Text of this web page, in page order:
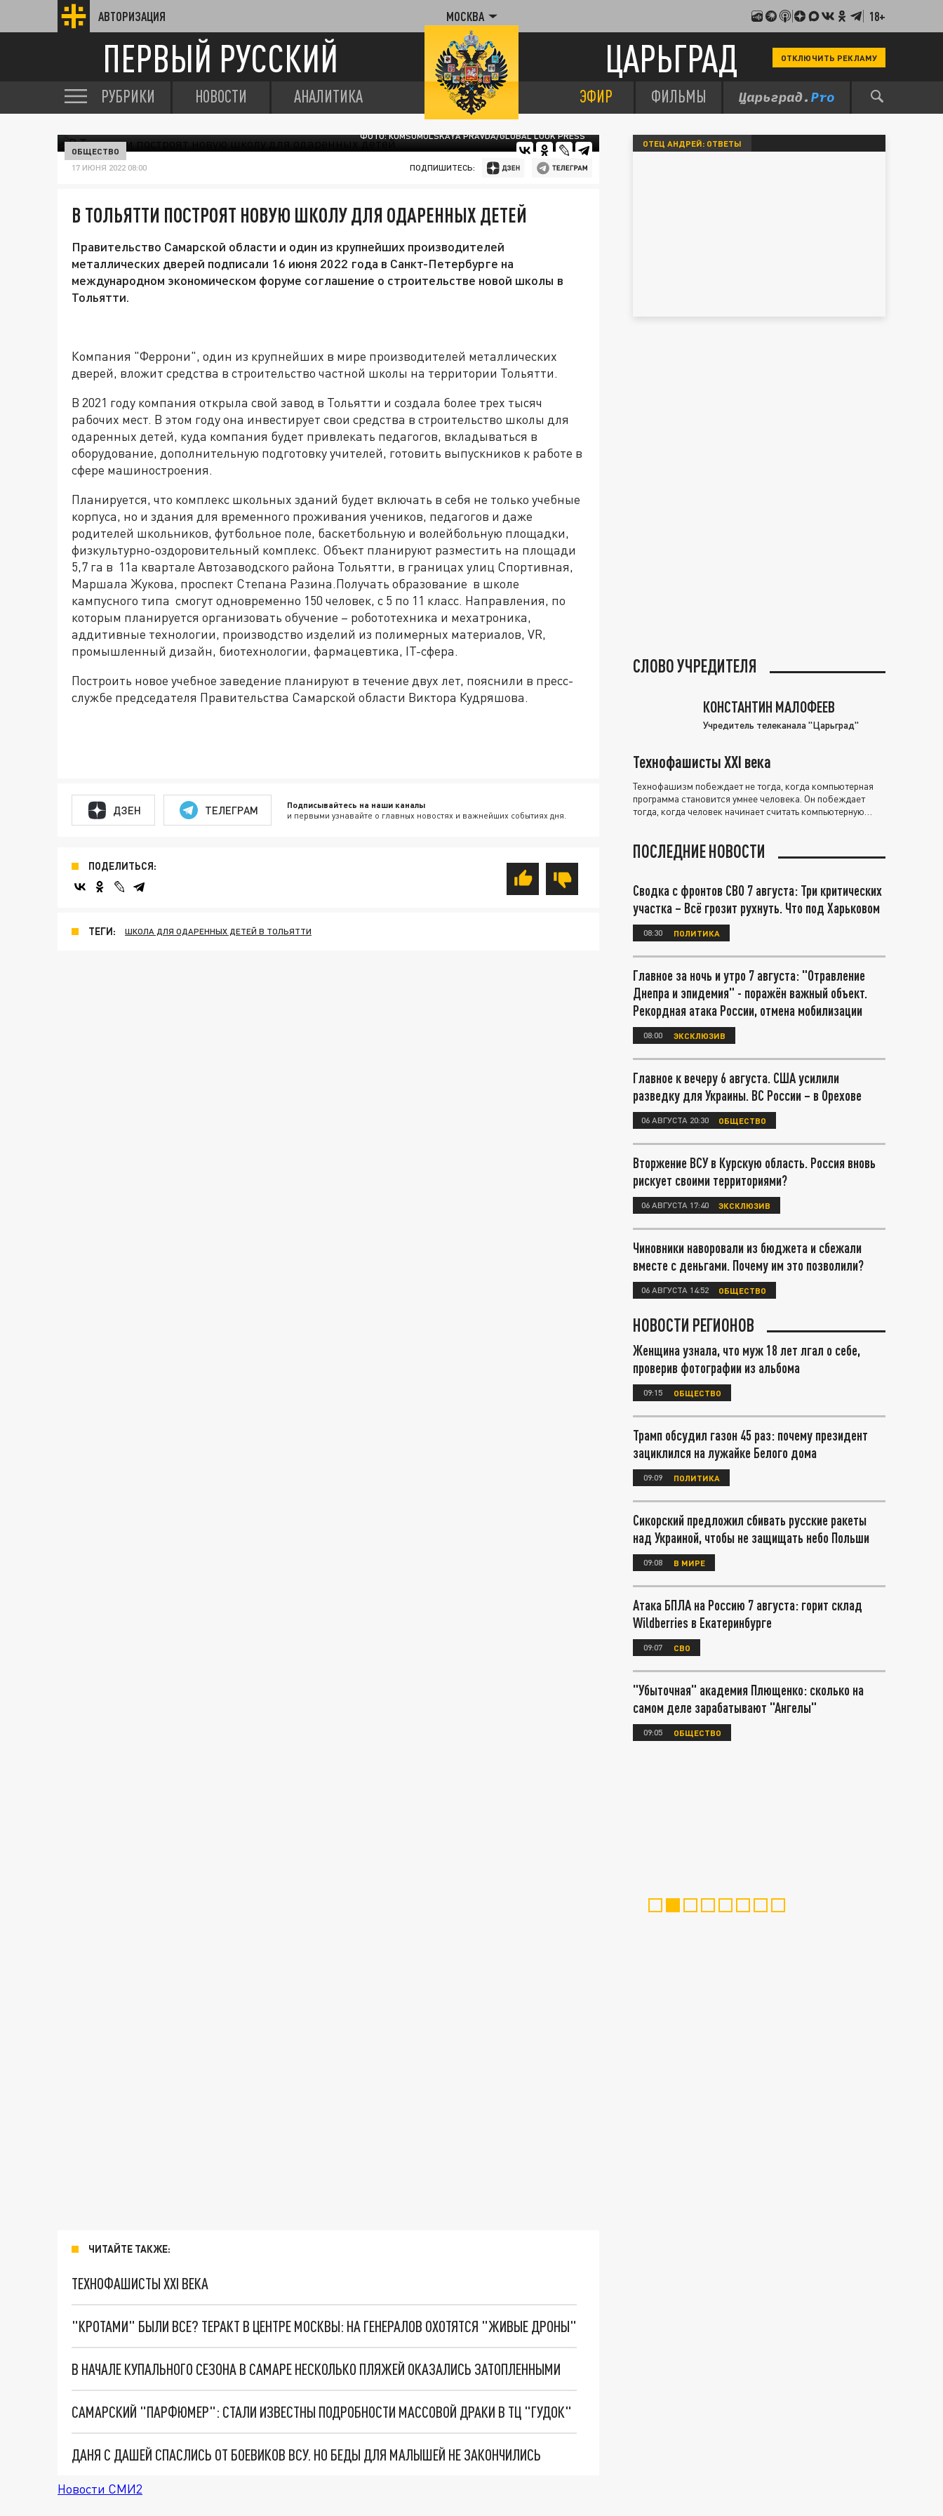
АВТОРИЗАЦИЯ МОСКВА 18+
ПЕРВЫЙ РУССКИЙ ЦАРЬГРАД ОТКЛЮЧИТЬ РЕКЛАМУ
РУБРИКИ НОВОСТИ АНАЛИТИКА ЭФИР ФИЛЬМЫ
ФОТО: КOMSOMOLSKAYA PRAVDA/GLOBAL LOOK PRESS
ОБЩЕСТВО
17 ИЮНЯ 2022 08:00 ПОДПИШИТЕСЬ:
В ТОЛЬЯТТИ ПОСТРОЯТ НОВУЮ ШКОЛУ ДЛЯ ОДАРЕННЫХ ДЕТЕЙ
Правительство Самарской области и один из крупнейших производителей
металлических дверей подписали 16 июня 2022 года в Санкт-Петербурге на
международном экономическом форуме соглашение о строительстве новой школы в
Тольятти.
Компания "Феррони", один из крупнейших в мире производителей металлических
дверей, вложит средства в строительство частной школы на территории Тольятти.
В 2021 году компания открыла свой завод в Тольятти и создала более трех тысяч
рабочих мест. В этом году она инвестирует свои средства в строительство школы для
одаренных детей, куда компания будет привлекать педагогов, вкладываться в
оборудование, дополнительную подготовку учителей, готовить выпускников к работе в
сфере машиностроения.
Планируется, что комплекс школьных зданий будет включать в себя не только учебные
корпуса, но и здания для временного проживания учеников, педагогов и даже
родителей школьников, футбольное поле, баскетбольную и волейбольную площадки,
физкультурно-оздоровительный комплекс. Объект планируют разместить на площади
5,7 га в 11а квартале Автозаводского района Тольятти, в границах улиц Спортивная,
Маршала Жукова, проспект Степана Разина.Получать образование в школе
кампусного типа смогут одновременно 150 человек, с 5 по 11 класс. Направления, по
которым планируется организовать обучение – робототехника и мехатроника,
аддитивные технологии, производство изделий из полимерных материалов, VR,
промышленный дизайн, биотехнологии, фармацевтика, IT-сфера.
Построить новое учебное заведение планируют в течение двух лет, пояснили в пресс-
службе председателя Правительства Самарской области Виктора Кудряшова.
ДЗЕН ТЕЛЕГРАМ Подписывайтесь на наши каналы
и первыми узнавайте о главных новостях и важнейших событиях дня.
ПОДЕЛИТЬСЯ:
ТЕГИ: ШКОЛА ДЛЯ ОДАРЕННЫХ ДЕТЕЙ В ТОЛЬЯТТИ
ЧИТАЙТЕ ТАКЖЕ:
ТЕХНОФАШИСТЫ XXI ВЕКА
"КРОТАМИ" БЫЛИ ВСЕ? ТЕРАКТ В ЦЕНТРЕ МОСКВЫ: НА ГЕНЕРАЛОВ ОХОТЯТСЯ "ЖИВЫЕ ДРОНЫ"
В НАЧАЛЕ КУПАЛЬНОГО СЕЗОНА В САМАРЕ НЕСКОЛЬКО ПЛЯЖЕЙ ОКАЗАЛИСЬ ЗАТОПЛЕННЫМИ
САМАРСКИЙ "ПАРФЮМЕР": СТАЛИ ИЗВЕСТНЫ ПОДРОБНОСТИ МАССОВОЙ ДРАКИ В ТЦ "ГУДОК"
ДАНЯ С ДАШЕЙ СПАСЛИСЬ ОТ БОЕВИКОВ ВСУ. НО БЕДЫ ДЛЯ МАЛЫШЕЙ НЕ ЗАКОНЧИЛИСЬ
Новости СМИ2
ОТЕЦ АНДРЕЙ: ОТВЕТЫ
СЛОВО УЧРЕДИТЕЛЯ
КОНСТАНТИН МАЛОФЕЕВ
Учредитель телеканала "Царьград"
Технофашисты XXI века
Технофашизм побеждает не тогда, когда компьютерная
программа становится умнее человека. Он побеждает
тогда, когда человек начинает считать компьютерную
ПОСЛЕДНИЕ НОВОСТИ
Сводка с фронтов СВО 7 августа: Три критических
участка – Всё грозит рухнуть. Что под Харьковом
08:30 ПОЛИТИКА
Главное за ночь и утро 7 августа: "Отравление
Днепра и эпидемия" - поражён важный объект.
Рекордная атака России, отмена мобилизации
08:00 ЭКСКЛЮЗИВ
Главное к вечеру 6 августа. США усилили
разведку для Украины. ВС России – в Орехове
06 АВГУСТА 20:30 ОБЩЕСТВО
Вторжение ВСУ в Курскую область. Россия вновь
рискует своими территориями?
06 АВГУСТА 17:40 ЭКСКЛЮЗИВ
Чиновники наворовали из бюджета и сбежали
вместе с деньгами. Почему им это позволили?
06 АВГУСТА 14:52 ОБЩЕСТВО
НОВОСТИ РЕГИОНОВ
Женщина узнала, что муж 18 лет лгал о себе,
проверив фотографии из альбома
09:15 ОБЩЕСТВО
Трамп обсудил газон 45 раз: почему президент
зациклился на лужайке Белого дома
09:09 ПОЛИТИКА
Сикорский предложил сбивать русские ракеты
над Украиной, чтобы не защищать небо Польши
09:08 В МИРЕ
Атака БПЛА на Россию 7 августа: горит склад
Wildberries в Екатеринбурге
09:07 СВО
"Убыточная" академия Плющенко: сколько на
самом деле зарабатывают "Ангелы"
09:05 ОБЩЕСТВО